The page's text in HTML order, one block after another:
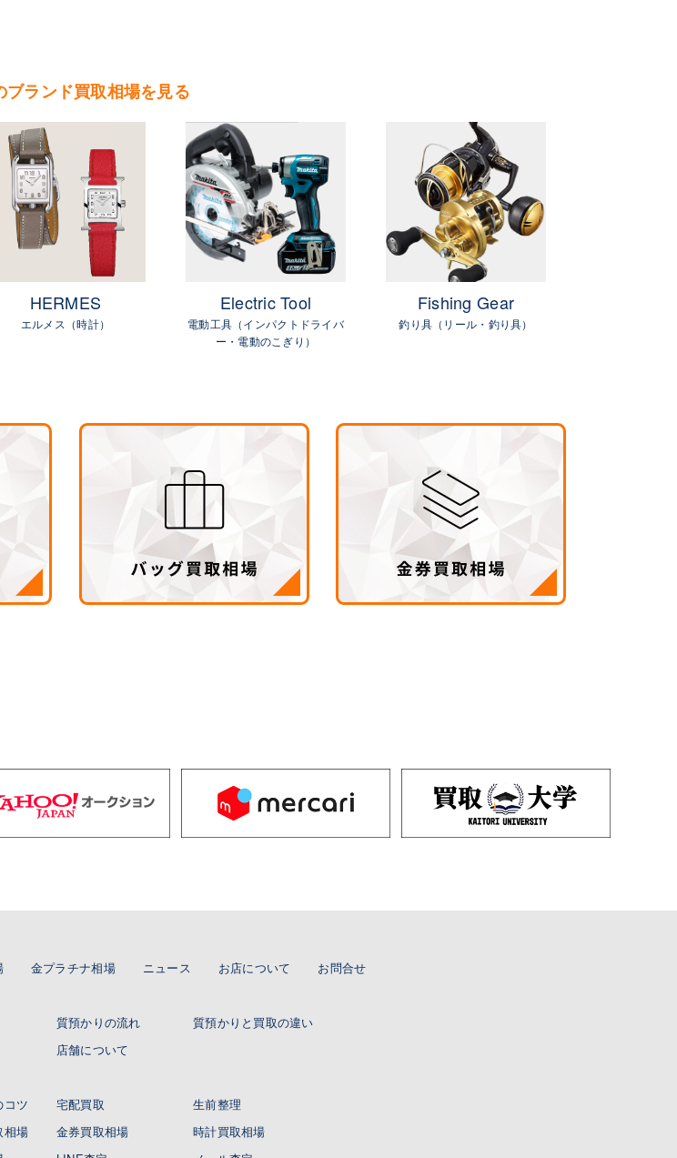
ブランド買取相場を見る
HERMES
エルメス（時計）
Electric Tool
電動工具（インパクトドライバ
ー・電動のこぎり）
Fishing Gear
釣り具（リール・釣り具）
金プラチナ相場 ニュース お店について お問合せ
質預かりの流れ
質預かりと買取の違い
店舗について
コツ 宅配買取
生前整理
相場
金券買取相場
時計買取相場